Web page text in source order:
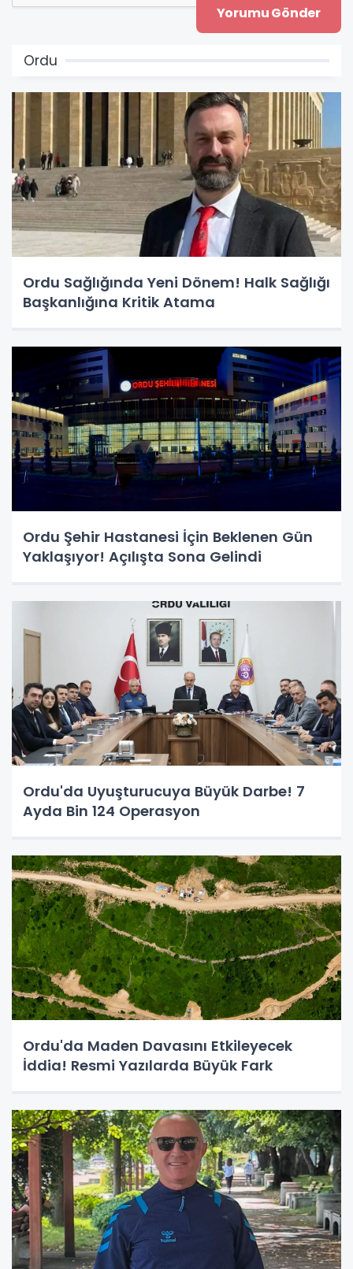
Ordu
Ordu Sağlığında Yeni Dönem! Halk Sağlığı
Başkanlığına Kritik Atama
Ordu Şehir Hastanesi İçin Beklenen Gün
Yaklaşıyor! Açılışta Sona Gelindi
Ordu'da Uyuşturucuya Büyük Darbe! 7
Ayda Bin 124 Operasyon
Ordu'da Maden Davasını Etkileyecek
İddia! Resmi Yazılarda Büyük Fark